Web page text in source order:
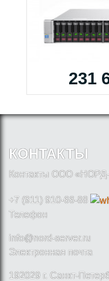
231
КОНТАКТЫ
Контакты ООО
+7 (911) 910-66-88
Телефон
info@nord-server.ru
Электронная почта
192029 г. Санкт-